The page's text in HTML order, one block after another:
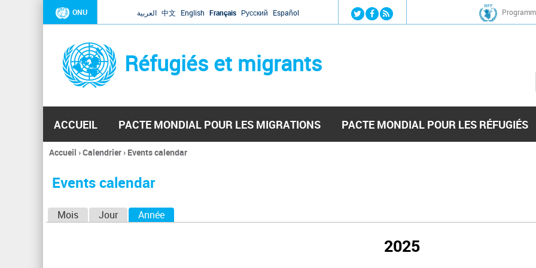
Jump to navigation
ONU العربية 中文 English Français Русский Español
Réfugiés et migrants
ACCUEIL PACTE MONDIAL POUR LES MIGRATIONS PACTE MONDIAL POUR LES RÉFUGIÉS
Vous
ici
Accueil ›Calendrier› Events calendar
Events calendar
Mois Jour Année
2025